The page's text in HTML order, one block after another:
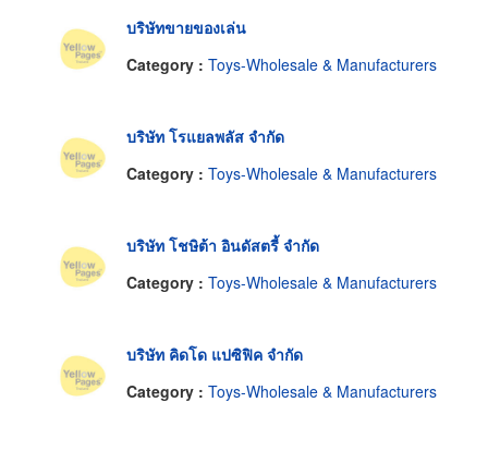
บริษัทขายของเล่น
Category : Toys-Wholesale & Manufacturers
บริษัท โรแยลพลัส จำกัด
Category : Toys-Wholesale & Manufacturers
บริษัท โชษิต้า อินดัสตรี้ จำกัด
Category : Toys-Wholesale & Manufacturers
บริษัท คิดโด แปซิฟิค จำกัด
Category : Toys-Wholesale & Manufacturers